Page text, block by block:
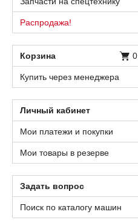
Распродажа!
Корзина 0
Купить через менеджера
Личный кабинет
Мои платежи и покупки
Мои товары в резерве
Задать вопрос
Поиск по каталогу машин